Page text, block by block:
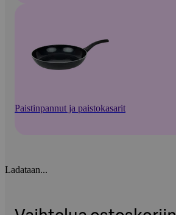
Paistinpannut ja paistokasarit
Ladataan...